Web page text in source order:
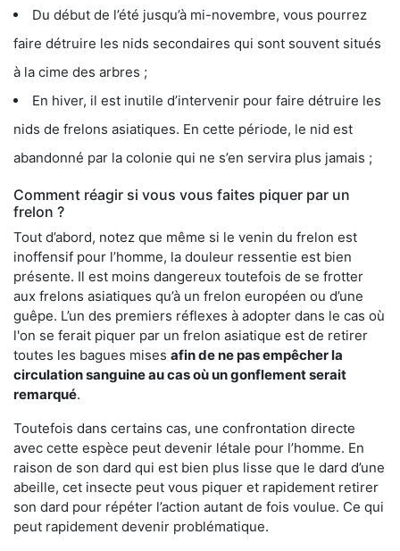
Du début de l’été jusqu’à mi-novembre, vous pourrez
faire détruire les nids secondaires qui sont souvent situés
à la cime des arbres ;
En hiver, il est inutile d’intervenir pour faire détruire les
nids de frelons asiatiques. En cette période, le nid est
abandonné par la colonie qui ne s’en servira plus jamais ;
Comment réagir si vous vous faites piquer par un
frelon ?
Tout d’abord, notez que même si le venin du frelon est
inoffensif pour l’homme, la douleur ressentie est bien
présente. Il est moins dangereux toutefois de se frotter
aux frelons asiatiques qu’à un frelon européen ou d’une
guêpe. L’un des premiers réflexes à adopter dans le cas où
l'on se ferait piquer par un frelon asiatique est de retirer
toutes les bagues mises afin de ne pas empêcher la
circulation sanguine au cas où un gonflement serait
remarqué.
Toutefois dans certains cas, une confrontation directe
avec cette espèce peut devenir létale pour l’homme. En
raison de son dard qui est bien plus lisse que le dard d’une
abeille, cet insecte peut vous piquer et rapidement retirer
son dard pour répéter l’action autant de fois voulue. Ce qui
peut rapidement devenir problématique.